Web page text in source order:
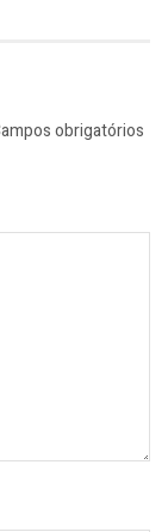
obrigatórios